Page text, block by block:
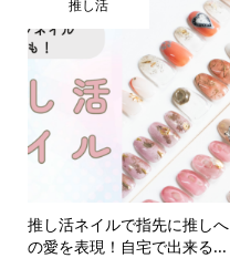
推し活
推し活ネイルで指先に推しへ
の愛を表現！自宅で出来る...